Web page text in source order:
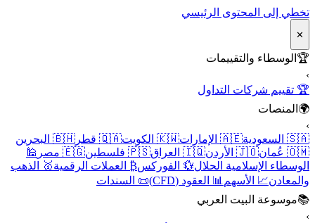
تخطي إلى المحتوى الرئيسي
✕
🏆 الوسطاء والتقييمات
›
🏆 تقييم شركات التداول
🌍 المنصات
›
🇸🇦 السعودية
🇦🇪 الإمارات 🇰🇼 الكويت 🇶🇦 قطر
🇧🇭 البحرين
🇴🇲 عُمان
🇯🇴 الأردن 🇮🇶 العراق 🇵🇸 فلسطين 🇪🇬 مصر
🕌
الوسطاء الإسلامية الحلال💱 الفوركس₿ العملات الرقمية🥇 الذهب
والمعادن📈 الأسهم 📊 العقود (CFD)
📜 السندات
📚موسوعة البيت العربي
›